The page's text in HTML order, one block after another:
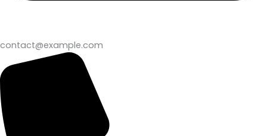
contact@example.com